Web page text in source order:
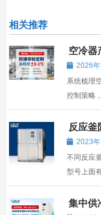
相关推荐
空冷器
选型要
2026
系统梳理
控制策略
考。
反应釜
2023
不同反应
型号上面
率、大小
高低温一
集中供